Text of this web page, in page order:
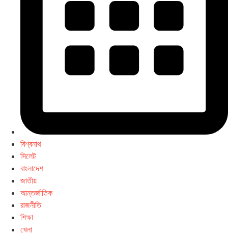
বিশ্বনাথ
সিলেট
বাংলাদেশ
জাতীয়
আন্তর্জাতিক
রাজনীতি
শিক্ষা
খেলা